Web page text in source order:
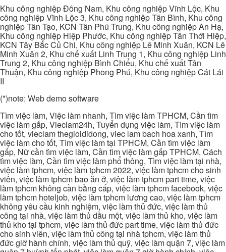
Khu công nghiệp Đông Nam, Khu công nghiệp Vĩnh Lộc, Khu
công nghiệp Vĩnh Lộc 3, Khu công nghiệp Tân Bình, Khu công
nghiệp Tân Tạo, KCN Tân Phú Trung, Khu công nghiệp An Hạ,
Khu công nghiệp Hiệp Phước, Khu công nghiệp Tân Thới Hiệp,
KCN Tây Bắc Củ Chi, Khu công nghiệp Lê Minh Xuân, KCN Lê
Minh Xuân 2, Khu chế xuất Linh Trung 1, Khu công nghiệp Linh
Trung 2, Khu công nghiệp Bình Chiểu, Khu chế xuất Tân
Thuận, Khu công nghiệp Phong Phú, Khu công nghiệp Cát Lái
II
(*)note: Web demo software
Tìm việc làm, Việc làm nhanh, Tìm việc làm TPHCM, Cần tìm
việc làm gấp, Vieclam24h, Tuyển dụng việc làm, Tìm việc làm
cho tốt, vieclam thegioididong, viec lam bach hoa xanh, Tìm
việc làm cho tốt, Tìm việc làm tại TPHCM, Cần tìm việc làm
gấp, Nữ cần tìm việc làm, Cần tìm việc làm gấp TPHCM, Cách
tìm việc làm, Cần tìm việc làm phổ thông, Tìm việc làm tại nhà,
việc làm tphcm, việc làm tphcm 2022, việc làm tphcm cho sinh
viên, việc làm tphcm bao ăn ở, việc làm tphcm part time, việc
làm tphcm không cần bằng cấp, việc làm tphcm facebook, việc
làm tphcm hoteljob, việc làm tphcm lương cao, việc làm tphcm
không yêu cầu kinh nghiệm, việc làm thủ đức, việc làm thủ
công tại nhà, việc làm thủ dầu một, việc làm thủ kho, việc làm
thủ kho tại tphcm, việc làm thủ đức part time, việc làm thủ đức
cho sinh viên, việc làm thủ công tại nhà tphcm, việc làm thủ
đức giờ hành chính, việc làm thủ quỹ, việc làm quận 7, việc làm